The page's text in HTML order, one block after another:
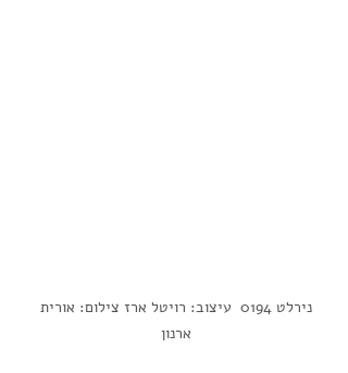
נירלט 0194  עיצוב: רויטל ארז צילום: אורית
ארנון